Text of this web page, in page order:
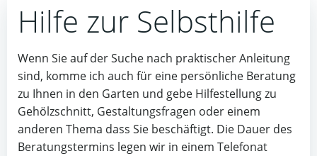
Hilfe zur Selbsthilfe
Wenn Sie auf der Suche nach praktischer Anleitung
sind, komme ich auch für eine persönliche Beratung
zu Ihnen in den Garten und gebe Hilfestellung zu
Gehölzschnitt, Gestaltungsfragen oder einem
anderen Thema dass Sie beschäftigt. Die Dauer des
Beratungstermins legen wir in einem Telefonat